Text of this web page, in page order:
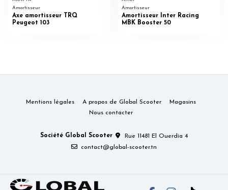
Amortisseur
Axe amortisseur TRQ
Peugeot 103
Amortisseur
Amortisseur Inter Racing
MBK Booster 50
Mentions légales A propos de Global Scooter
Magasins
Nous contacter
Société Global Scooter
Rue 11481 El Ouerdia 4
contact@global-scooter.tn